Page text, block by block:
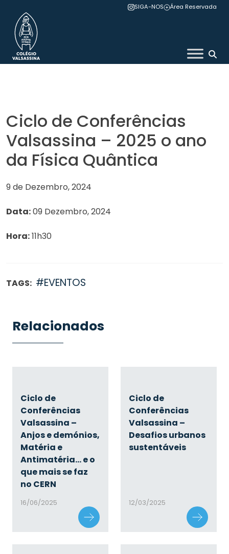
content
SIGA-NOS Área Reservada
Colégio Valsassina
Ciclo de Conferências
Valsassina – 2025 o ano
da Física Quântica
9 de Dezembro, 2024
Data:09 Dezembro, 2024
Hora:11h30
TAGS: #EVENTOS
Relacionados
Ciclo de
Conferências
Valsassina –
Anjos e demónios,
Matéria e
Antimatéria… e o
que mais se faz
no CERN
16/06/2025
Ciclo de
Conferências
Valsassina –
Desafios urbanos
sustentáveis
12/03/2025